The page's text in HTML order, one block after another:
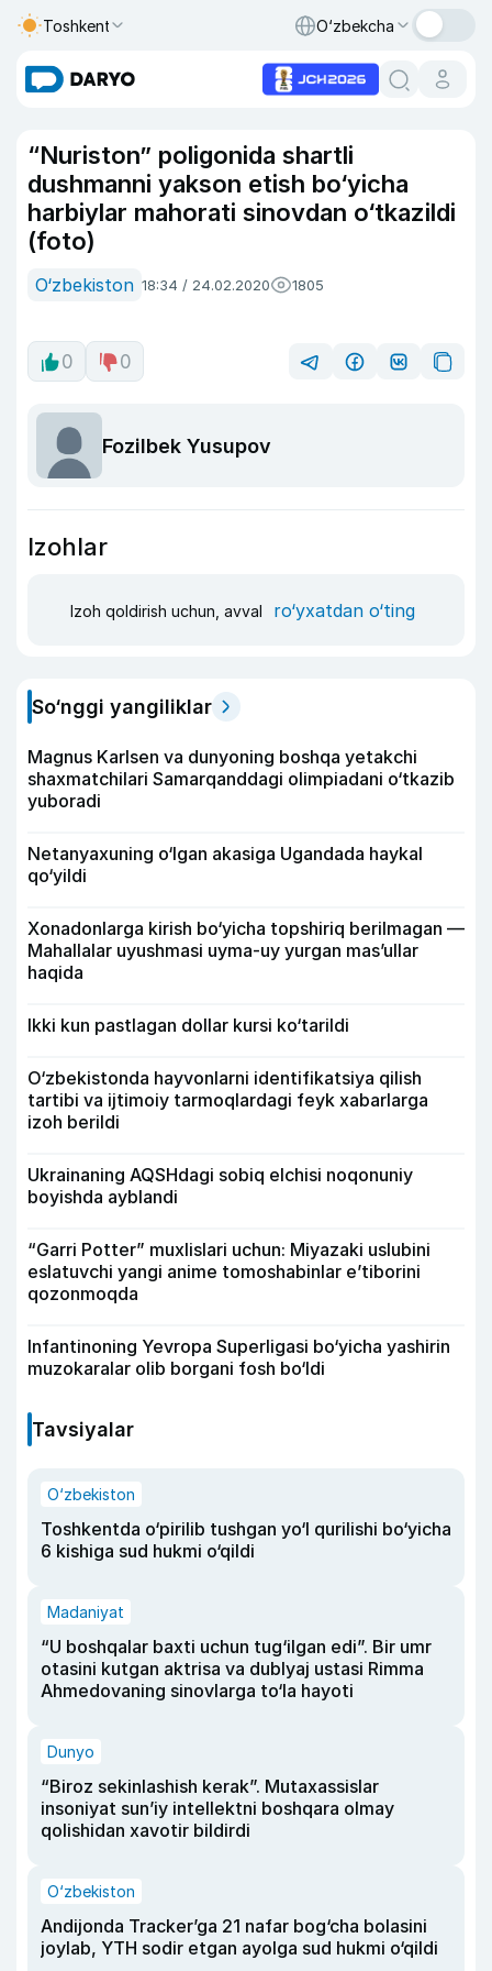
Toshkent O‘zbekcha
“Nuriston” poligonida shartli
dushmanni yakson etish bo‘yicha
harbiylar mahorati sinovdan o‘tkazildi
(foto)
O‘zbekiston 18:34 / 24.02.2020 1805
0 0
Fozilbek Yusupov
Izohlar
Izoh qoldirish uchun, avval ro‘yxatdan o‘ting
So‘nggi yangiliklar
Magnus Karlsen va dunyoning boshqa yetakchi
shaxmatchilari Samarqanddagi olimpiadani o‘tkazib
yuboradi
Netanyaxuning o‘lgan akasiga Ugandada haykal
qo‘yildi
Xonadonlarga kirish bo‘yicha topshiriq berilmagan —
Mahallalar uyushmasi uyma-uy yurgan mas’ullar
haqida
Ikki kun pastlagan dollar kursi ko‘tarildi
O‘zbekistonda hayvonlarni identifikatsiya qilish
tartibi va ijtimoiy tarmoqlardagi feyk xabarlarga
izoh berildi
Ukrainaning AQSHdagi sobiq elchisi noqonuniy
boyishda ayblandi
“Garri Potter” muxlislari uchun: Miyazaki uslubini
eslatuvchi yangi anime tomoshabinlar e’tiborini
qozonmoqda
Infantinoning Yevropa Superligasi bo‘yicha yashirin
muzokaralar olib borgani fosh bo‘ldi
Tavsiyalar
O‘zbekiston
Toshkentda o‘pirilib tushgan yo‘l qurilishi bo‘yicha
6 kishiga sud hukmi o‘qildi
Madaniyat
“U boshqalar baxti uchun tug‘ilgan edi”. Bir umr
otasini kutgan aktrisa va dublyaj ustasi Rimma
Ahmedovaning sinovlarga to‘la hayoti
Dunyo
“Biroz sekinlashish kerak”. Mutaxassislar
insoniyat sun’iy intellektni boshqara olmay
qolishidan xavotir bildirdi
O‘zbekiston
Andijonda Tracker’ga 21 nafar bog‘cha bolasini
joylab, YTH sodir etgan ayolga sud hukmi o‘qildi